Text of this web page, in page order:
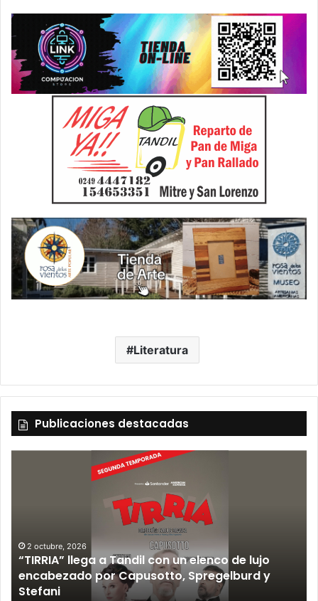
Literatura
Publicaciones destacadas
2 octubre, 2026
“TIRRIA” llega a Tandil con un elenco de lujo
encabezado por Capusotto, Spregelburd y
Stefani